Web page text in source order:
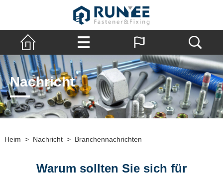
Nachricht
Heim > Nachricht > Branchennachrichten
Warum sollten Sie sich für